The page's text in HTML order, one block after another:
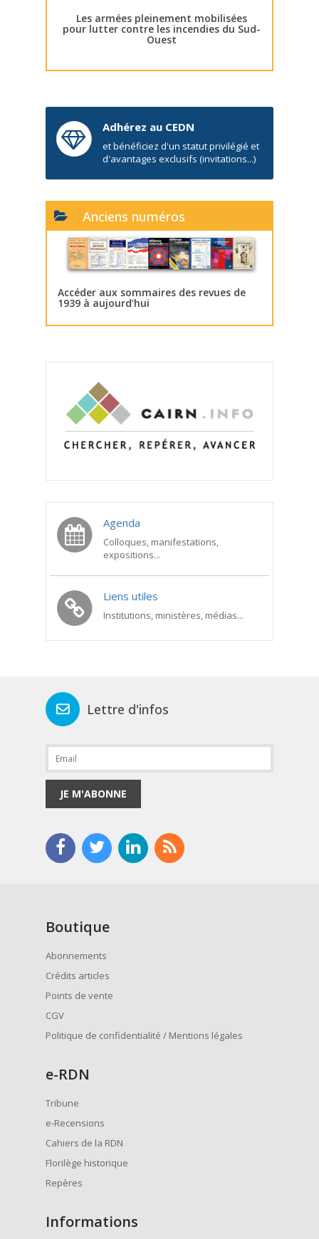
Les armées pleinement mobilisées
pour lutter contre les incendies du Sud-
Ouest
Adhérez au CEDN
et bénéficiez d'un statut privilégié et
d'avantages exclusifs (invitations...)
Anciens numéros
Accéder aux sommaires des revues de
1939 à aujourd’hui
Agenda
Colloques, manifestations,
expositions...
Liens utiles
Institutions, ministères, médias...
Lettre d'infos
JE M'ABONNE
Boutique
Abonnements
Crédits articles
Points de vente
CGV
Politique de confidentialité / Mentions légales
e-RDN
Tribune
e-Recensions
Cahiers de la RDN
Florilège historique
Repères
Informations